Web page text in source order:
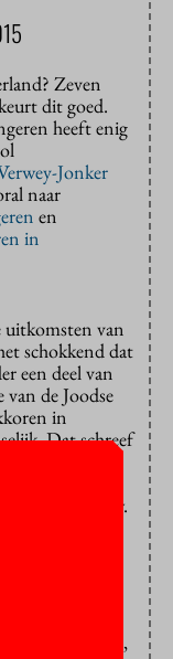
Zeven
dit goed.
heeft enig
Jonker
naar
en
in
van
schokkend dat
een deel van
de Joodse
in
Dat schreef
vind ik het
Jood als
dagblad Trouw.
Willem
jongeren,